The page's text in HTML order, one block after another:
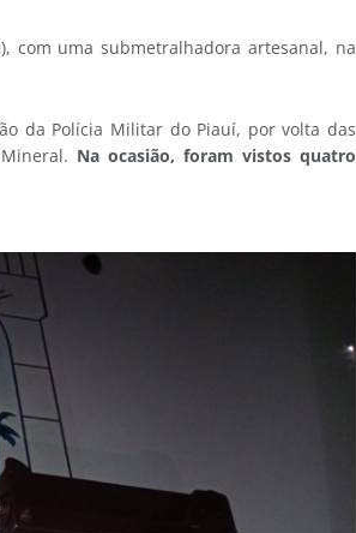
com uma submetralhadora artesanal, na
da Polícia Militar do Piauí, por volta das
Na ocasião, foram vistos quatro